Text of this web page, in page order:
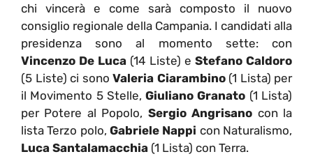
chi vincerà e come sarà composto il nuovo
consiglio regionale della Campania. I candidati alla
presidenza sono al momento sette: con
Vincenzo De Luca (14 Liste) e Stefano Caldoro
(5 Liste) ci sono Valeria Ciarambino(1 Lista) per
il Movimento 5 Stelle,Giuliano Granato (1 Lista)
per Potere al Popolo, Sergio Angrisano con la
lista Terzo polo, Gabriele Nappi con Naturalismo,
Luca Santalamacchia (1 Lista) con Terra.